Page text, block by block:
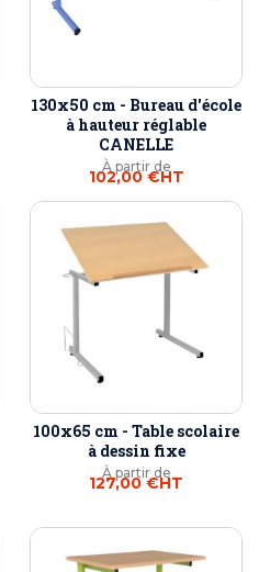
130x50 cm - Bureau d'école
à hauteur réglable
CANELLE
À partir de
102,00 €HT
100x65 cm - Table scolaire
à dessin fixe
À partir de
127,00 €HT